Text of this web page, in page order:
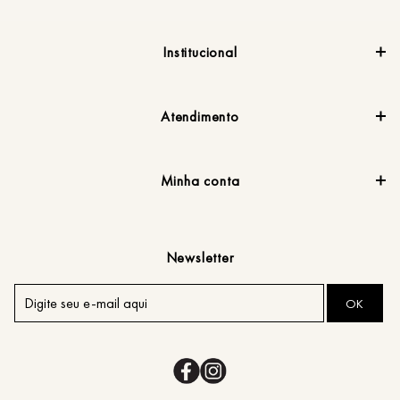
Institucional
Atendimento
Minha conta
Newsletter
OK